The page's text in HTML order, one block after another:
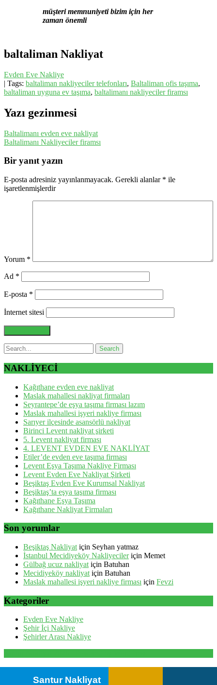
müşteri memnuniyeti bizim için her
zaman önemli
baltaliman Nakliyat
Evden Eve Nakliye
| Tags: baltaliman nakliyeciler telefonları, Baltaliman ofis taşıma,
baltaliman uyguna ev taşıma, baltalimanı nakliyeciler firamsı
Yazı gezinmesi
Baltalimanı evden eve nakliyat
Baltalimanı Nakliyeciler firamsı
Bir yanıt yazın
E-posta adresiniz yayınlanmayacak. Gerekli alanlar * ile
işaretlenmişlerdir
Yorum *
Ad *
E-posta *
İnternet sitesi
NAKLİYECİ
Kağıthane evden eve nakliyat
Maslak mahallesi nakliyat firmaları
Seyrantepe’de eşya taşıma firması lazım
Maslak mahallesi işyeri nakliye firması
Sarıyer ilçesinde asansörlü nakliyat
Birinci Levent nakliyat şirketi
5. Levent nakliyat firması
4. LEVENT EVDEN EVE NAKLİYAT
Etiler’de evden eve taşıma firması
Levent Eşya Taşıma Nakliye Firması
Levent Evden Eve Nakliyat Şirketi
Beşiktaş Evden Eve Kurumsal Nakliyat
Beşiktaş’ta eşya taşıma firması
Kağıthane Eşya Taşıma
Kağıthane Nakliyat Firmaları
Son yorumlar
Beşiktaş Nakliyat için Seyhan yatmaz
İstanbul Mecidiyeköy Nakliyecileriçin Memet
Gülbağ ucuz nakliyat için Batuhan
Mecidiyeköy nakliyat için Batuhan
Maslak mahallesi işyeri nakliye firması için Fevzi
Kategoriler
Evden Eve Nakliye
Şehir İçi Nakliye
Şehirler Arası Nakliye
Santur Nakliyat